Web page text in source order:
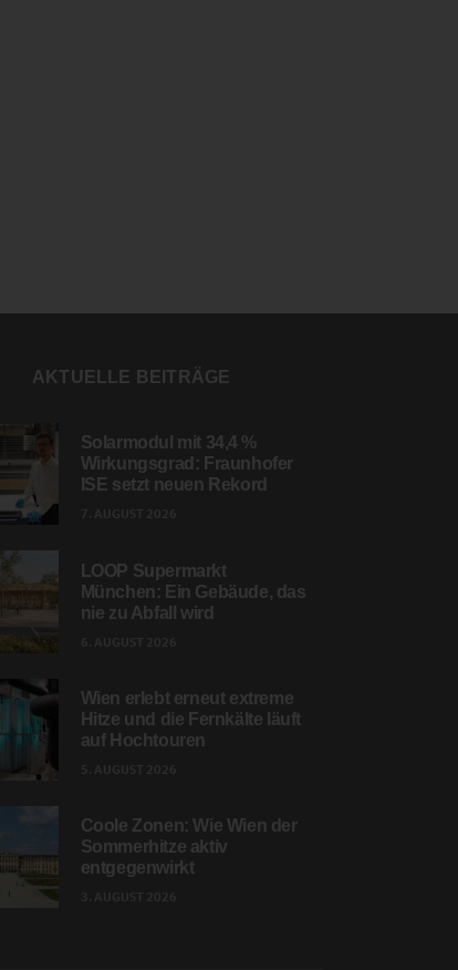
AKTUELLE BEITRÄGE
Solarmodul mit 34,4 %
Wirkungsgrad: Fraunhofer
ISE setzt neuen Rekord
LOOP Supermarkt
München: Ein Gebäude, das
nie zu Abfall wird
Wien erlebt erneut extreme
Hitze und die Fernkälte läuft
auf Hochtouren
Coole Zonen: Wie Wien der
Sommerhitze aktiv
entgegenwirkt